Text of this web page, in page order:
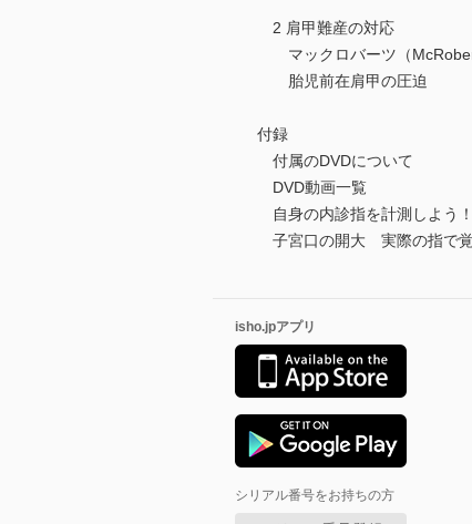
2 肩甲難産の対応
マックロバーツ（
胎児前在肩甲の圧迫
付録
付属のDVDについて
DVD動画一覧
自身の内診指を計測しよう！
子宮口の開大 実際の指で覚
isho.jpアプリ
シリアル番号をお持ちの方